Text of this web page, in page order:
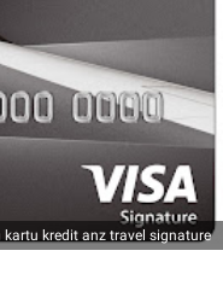
kartu kredit anz travel signature